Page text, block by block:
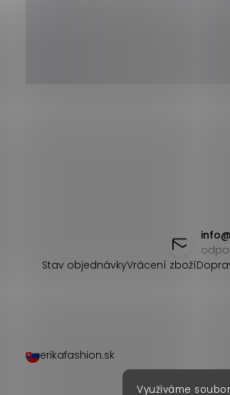
Využíváme
info@
Stav objednávkyVrácení zboží
erikafashion.sk